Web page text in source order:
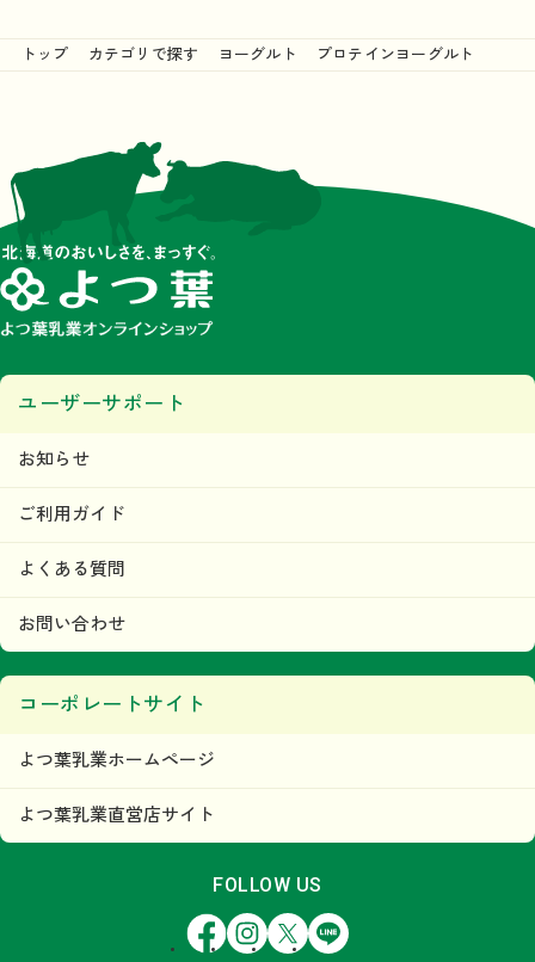
トップ カテゴリで探す ヨーグルト プロテインヨーグルト
ユーザーサポート
お知らせ
ご利用ガイド
よくある質問
お問い合わせ
コーポレートサイト
よつ葉乳業ホームページ
よつ葉乳業直営店サイト
FOLLOW US
FacebookInstagram
X LINE